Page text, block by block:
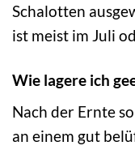
Schalotten
ist meist im Juli
Wie lagere ich
Nach der Ernte
an einem gut